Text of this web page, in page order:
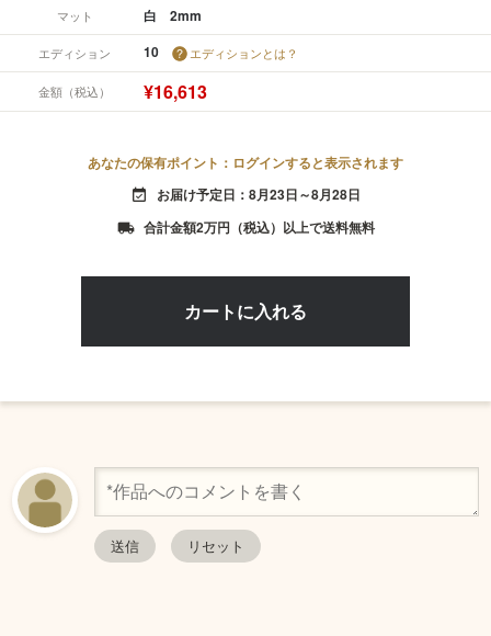
マット 白 2mm
エディション 10 エディションとは？
金額（税込） ¥16,613
あなたの保有ポイント：ログインすると表示されます
event_available お届け予定日：8月23日～8月28日
local_shipping 合計金額2万円（税込）以上で送料無料